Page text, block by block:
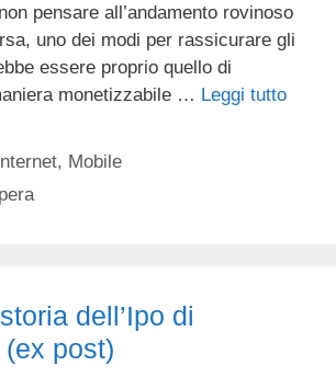
pensare all’andamento rovinoso
uno dei modi per rassicurare gli
essere proprio quello di
monetizzabile … Leggi tutto
, Mobile
dell’Ipo di
post)